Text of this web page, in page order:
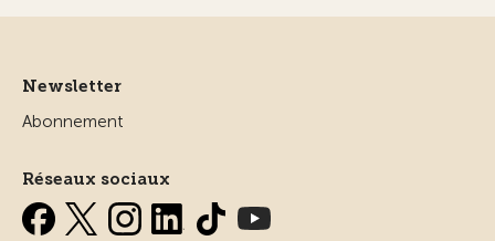
Newsletter
Abonnement
Réseaux sociaux